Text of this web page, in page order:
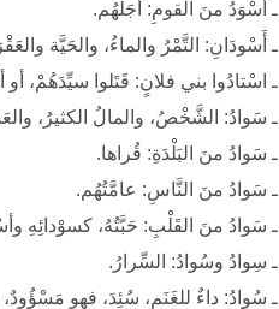
ـ أَسْوَدُ منَ القومِ: أجَلُّهُم.
ـ أَسْودَانِ: التَّمْرُ والماءُ، والحَيَّة
ـ اسْتادُوا بني فلانٍ: قَتَلوا سيِّدَهُمْ، أو
ـ سَوادُ: الشَّخْصُ، والمالُ الكثيرُ،
ـ سَوادُ منَ البَلْدَةِ: قُراها.
ـ سَوادُ منَ النَّاسِ: عامَّتُهُم.
ـ سَوادُ منَ القَلْبِ: حَبَّتُهُ، كسوْدائِهِ
ـ سِوادُ وسُوادُ: السِّرارُ.
ـ سُوادُ: داءٌ للغَنَمِ، سُئِدَ، فهو